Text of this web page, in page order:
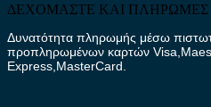
ΔΕΧΟΜΑΣΤΕ ΚΑΙ
Δυνατότητα πληρωμής μέσω
προπληρωμένων καρτών
Express,MasterCard.